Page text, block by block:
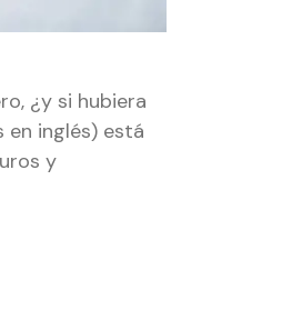
¿y si hubiera
en inglés) está
y